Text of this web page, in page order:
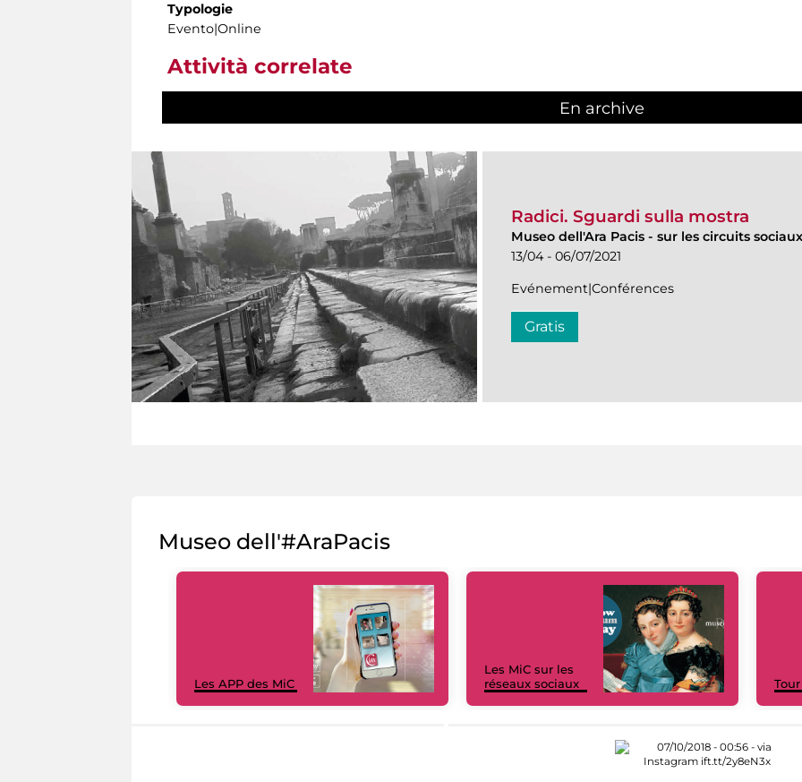
Typologie
Evento|Online
Attività correlate
En archive
Radici. Sguardi sulla mostra
Museo dell'Ara Pacis - sur les circuits sociaux
13/04 - 06/07/2021
Evénement|Conférences
Gratis
Museo dell'#AraPacis
Les APP des MiC
Les MiC sur les
réseaux sociaux